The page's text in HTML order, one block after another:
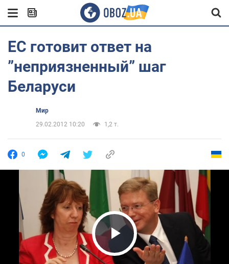
ЕС готовит ответ на
”неприязненный” шаг
Беларуси
Мир
29.02.2012 10:20
1,2 т.
0
Play Video